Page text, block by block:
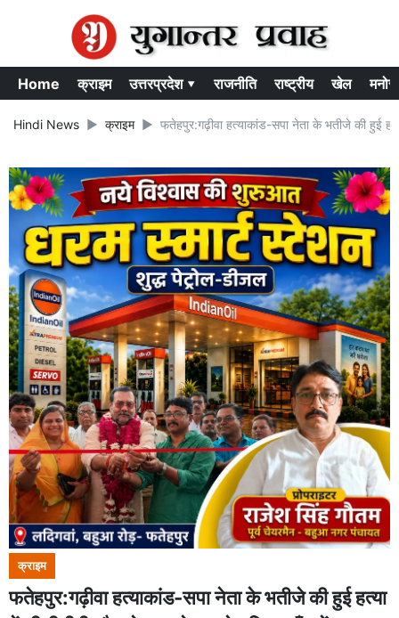
Home क्राइम उत्तरप्रदेश ▾ राजनीति राष्ट्रीय खेल
Hindi News क्राइम फतेहपुर:गढ़ीवा हत्याकांड-सपा नेता के भतीजे की हुई
क्राइम
फतेहपुर:गढ़ीवा हत्याकांड-सपा नेता के भतीजे की हुई हत्या